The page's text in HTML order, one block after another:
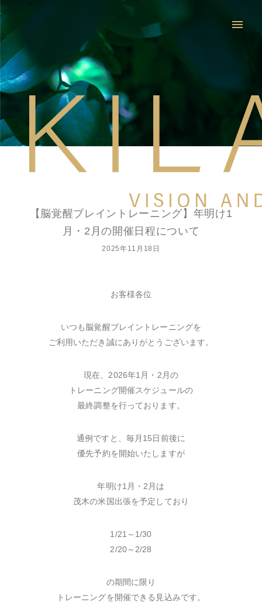
menu
【脳覚醒ブレイントレーニング】年明け1
月・2月の開催日程について
2025年11月18日
お客様各位
いつも脳覚醒ブレイントレーニングを
ご利用いただき誠にありがとうございます。
現在、2026年1月・2月の
トレーニング開催スケジュールの
最終調整を行っております。
通例ですと、毎月15日前後に
優先予約を開始いたしますが
年明け1月・2月は
茂木の米国出張を予定しており
1/21～1/30
2/20～2/28
の期間に限り
トレーニングを開催できる見込みです。